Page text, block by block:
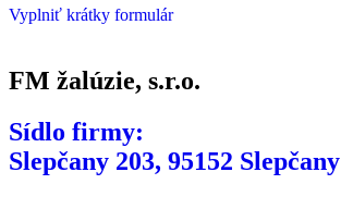
Vyplniť krátky formulár
FM žalúzie, s.r.o.
Sídlo firmy:
Slepčany 203, 95152 Slepčany